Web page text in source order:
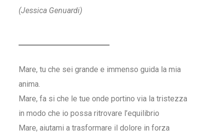
(Jessica Genuardi)
Mare, tu che sei grande e immenso guida la mia
anima.
Mare, fa si che le tue onde portino via la tristezza
in modo che io possa ritrovare l’equilibrio
Mare, aiutami a trasformare il dolore in forza